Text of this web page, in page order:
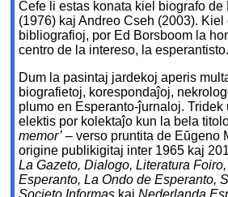
Ĉefe li estas konata kiel biografo de
(1976) kaj Andreo Cseh (2003). Kiel
bibliografioj, por Ed Borsboom la
centro de la intereso, la esperantisto.
Dum la pasintaj jardekoj aperis
biografietoj, korespondaĵoj,
plumo en Esperanto-ĵurnaloj. Tridek
elektis por kolektaĵo kun la bela
memor’ – verso pruntita de Eŭgeno
origine publikigitaj inter 1965 kaj
La Gazeto, Dialogo, Literatura
Esperanto, La Ondo de Esperanto,
Societo Informas kajNederlanda